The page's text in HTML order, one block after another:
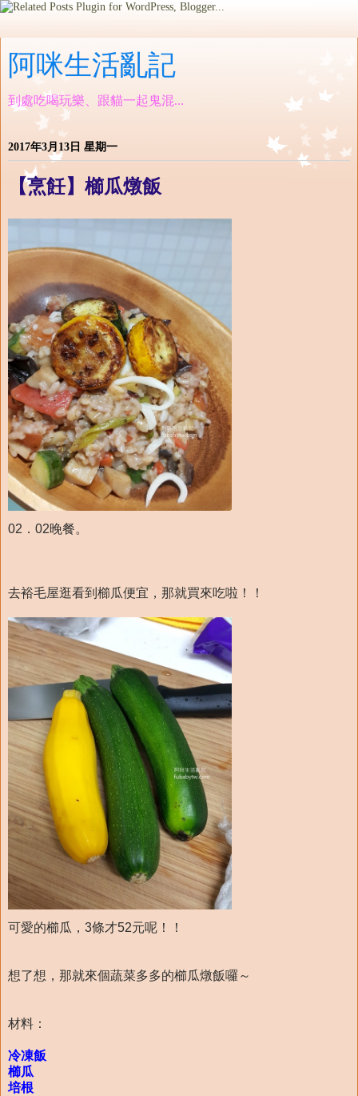
阿咪生活亂記
到處吃喝玩樂、跟貓一起鬼混...
2017年3月13日 星期一
【烹飪】櫛瓜燉飯
02．02晚餐。
去裕毛屋逛看到櫛瓜便宜，那就買來吃啦！！
可愛的櫛瓜，3條才52元呢！！
想了想，那就來個蔬菜多多的櫛瓜燉飯囉～
材料：
冷凍飯
櫛瓜
培根